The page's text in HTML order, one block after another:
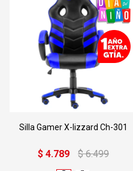
Silla Gamer X-lizzard Ch-301
$ 4.789 $ 6.499